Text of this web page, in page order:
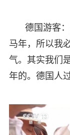
德国游客
马年，所以我
气。其实我们
年的。德国人